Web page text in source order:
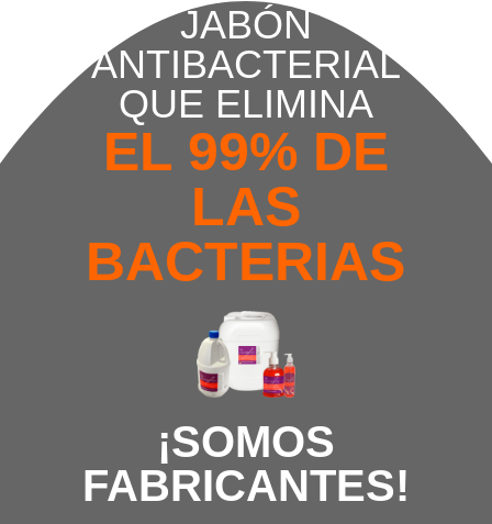
JABÓN
ANTIBACTERIAL
QUE ELIMINA
EL 99% DE
LAS
BACTERIAS
¡SOMOS
FABRICANTES!